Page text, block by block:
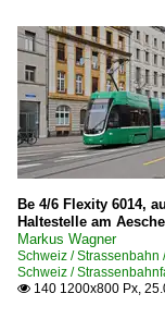
Be 4/6 Flexity 6014,
Haltestelle am
Markus Wagner
Schweiz /
Schweiz /
 140 1200x800 Px,